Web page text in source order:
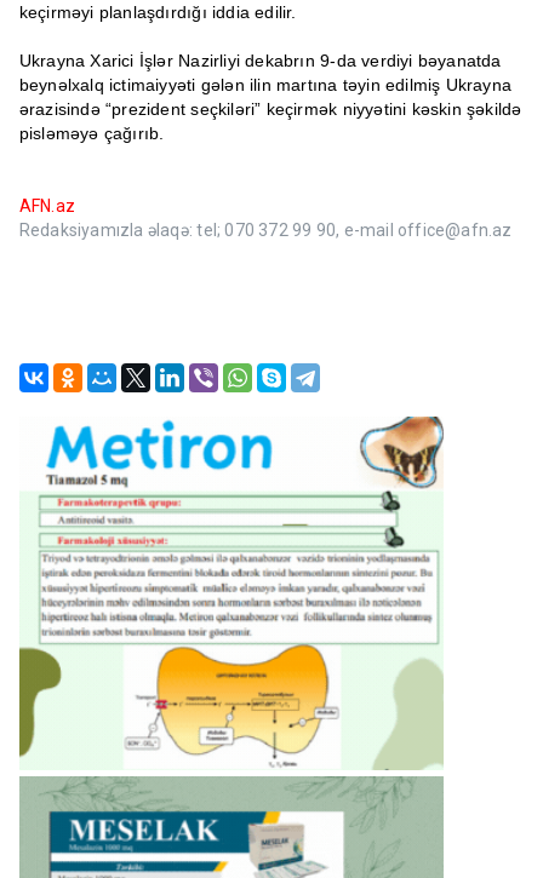
keçirməyi planlaşdırdığı iddia edilir.
Ukrayna Xarici İşlər Nazirliyi dekabrın 9-da verdiyi bəyanatda
beynəlxalq ictimaiyyəti gələn ilin martına təyin edilmiş Ukrayna
ərazisində “prezident seçkiləri” keçirmək niyyətini kəskin şəkildə
pisləməyə çağırıb.
AFN.az
Redaksiyamızla əlaqə: tel; 070 372 99 90, e-mail office@afn.az